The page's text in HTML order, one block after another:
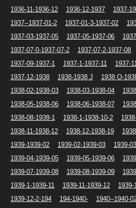
1936-11-1936-12
1936-12-1937
1937-
1937--1937-01-2
1937-01-3-1937-02
1937-03-1937-05
1937-05-1937-06
1937-07-0-1937-07-2
1937-07-2-1937-08
1937-09-1937-1
1937-1-1937-11
1937-
1937-12-1938
1938-1938 J 1938 O-
1938-02-1938-03
1938-03-1938-04
1938-05-1938-06
1938-06-1938-07
1938-08-1938-1
1938-1-1938-10-2
1938-11-1938-12
1938-12-1938-19
1939-1939-02
1939-02-1939-03
1939-
1939-04-1939-05
1939-05-1939-06
1939-07-1939-08
1939-08-1939-09
1939-1-1939-11
1939-11-1939-12
1939-
1939-12-2-194
194-1940- 1940--1940-